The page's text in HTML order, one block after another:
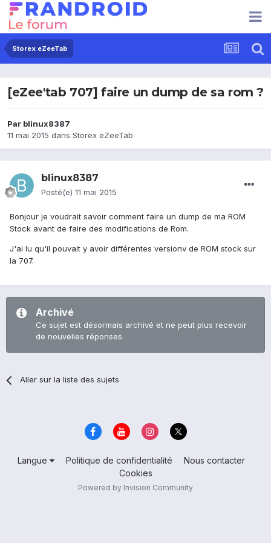
Storex eZeeTab
[eZee'tab 707] faire un dump de sa rom ?
Par blinux8387
11 mai 2015 dans Storex eZeeTab
blinux8387
Posté(e) 11 mai 2015
Bonjour je voudrait savoir comment faire un dump de ma ROM
Stock avant de faire des modifications de Rom.
J'ai lu qu'il pouvait y avoir différentes versionv de ROM stock sur
la 707.
Archivé
Ce sujet est désormais archivé et ne peut plus recevoir
de nouvelles réponses.
Aller sur la liste des sujets
Langue Politique de confidentialité
Nous contacter
Cookies
Powered by Invision Community